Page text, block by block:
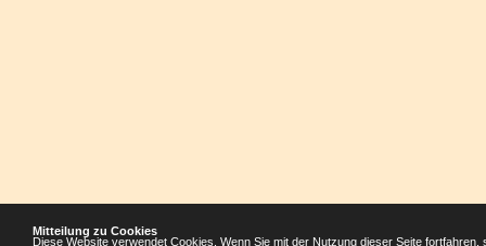
Mitteilung zu Cookies
Diese Website verwendet Cookies. Wenn Sie mit der Nutzung dieser Seite